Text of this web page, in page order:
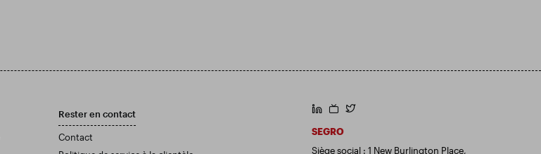
Rester en contact
Contact
https://www.linkedin.com/
https://www.youtube.com/
https://twitter.com/segroplc
SEGRO
Siège social : 1 New Burlington Place,